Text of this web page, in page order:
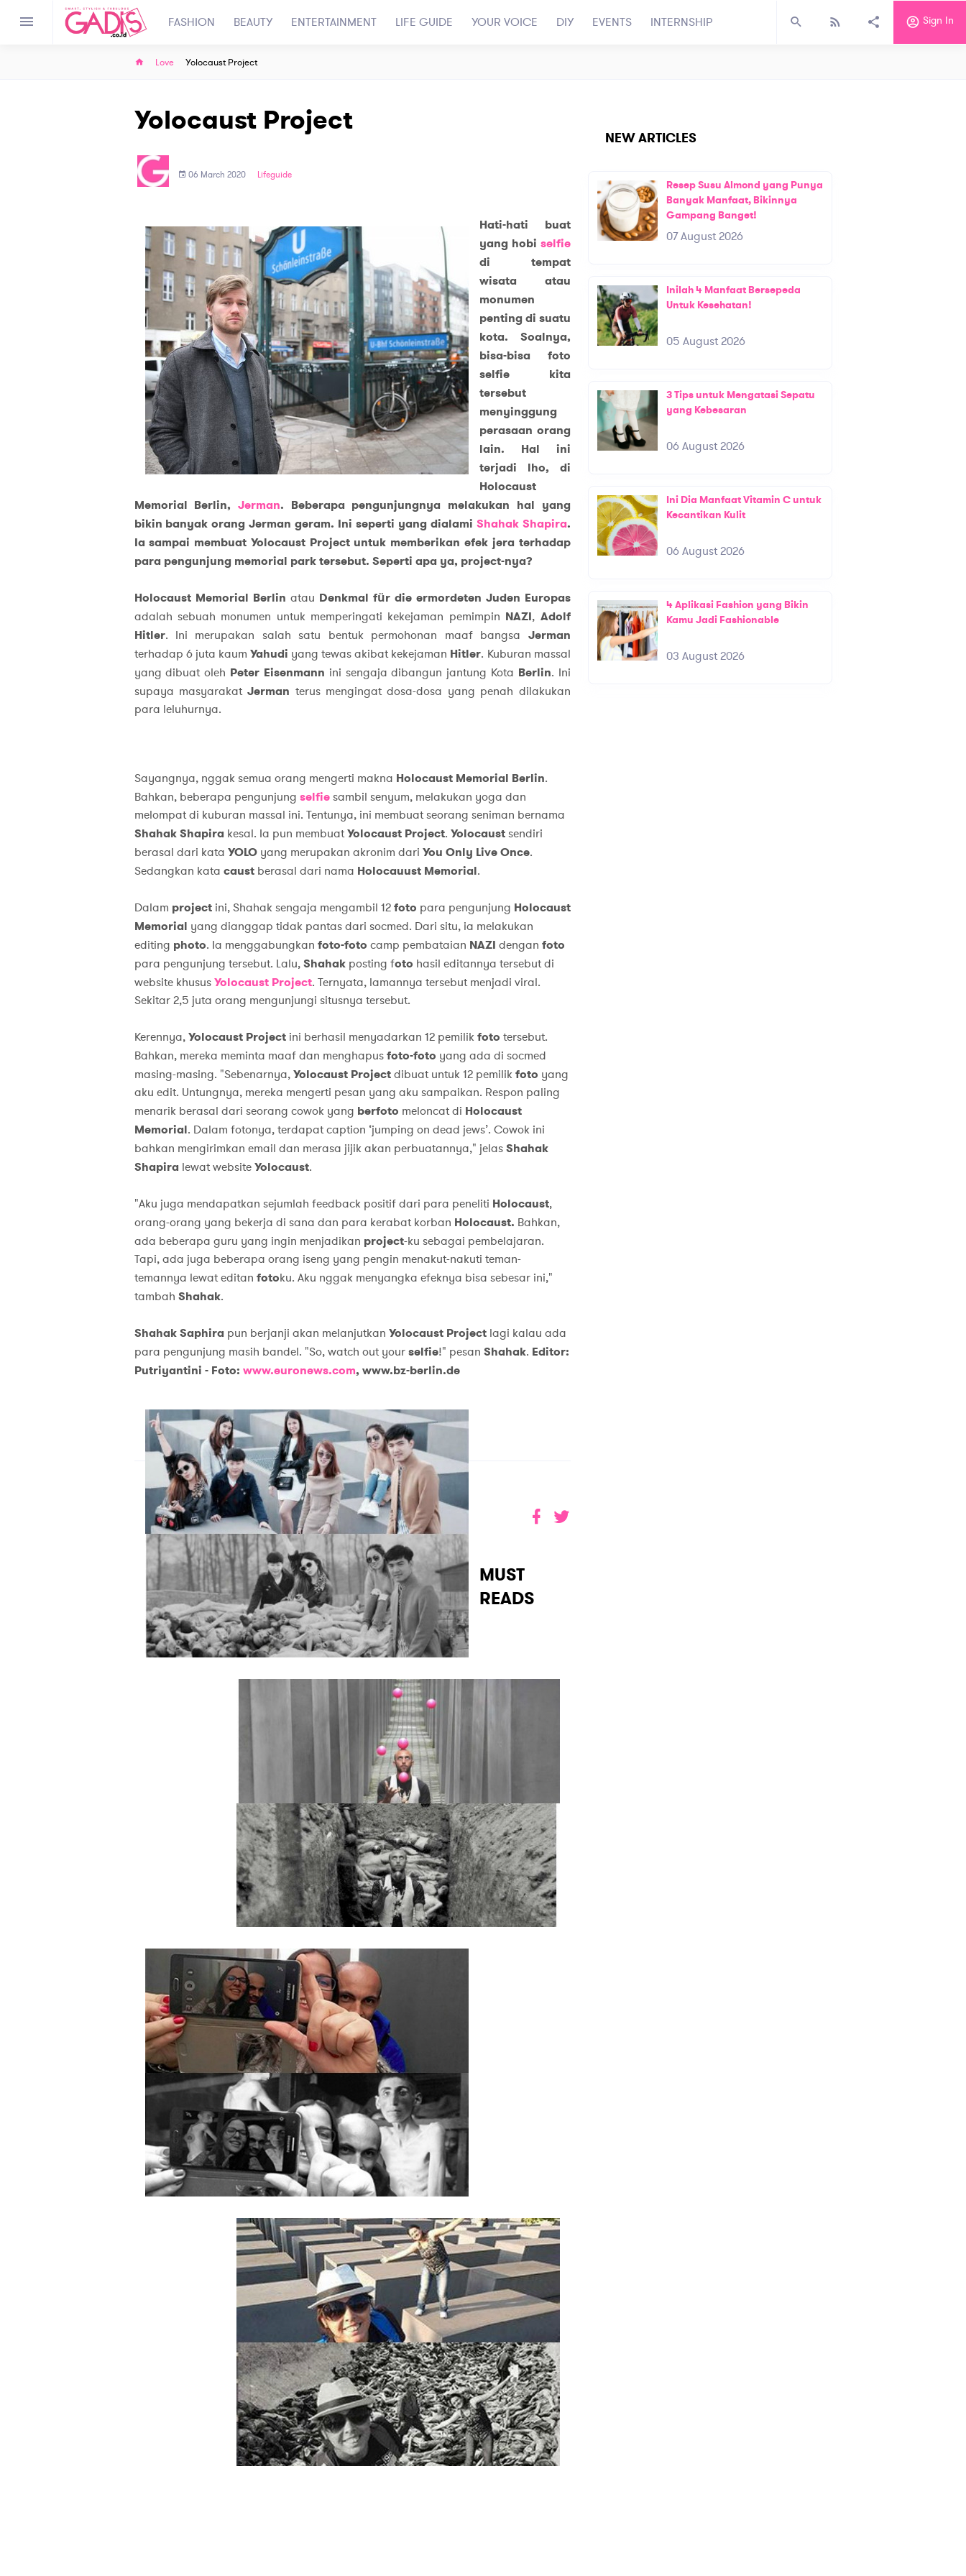
FASHION BEAUTY ENTERTAINMENT LIFE GUIDE YOUR VOICE DIY EVENTS INTERNSHIP Sign In
Love Yolocaust Project
Yolocaust Project
06 March 2020 Lifeguide
Hati-hati buat
yang hobi selfie
di tempat
wisata atau
monumen
penting di suatu
kota. Soalnya,
bisa-bisa foto
selfie kita
tersebut
menyinggung
perasaan orang
lain. Hal ini
terjadi lho, di
Holocaust
Memorial Berlin, Jerman. Beberapa pengunjungnya melakukan hal yang
bikin banyak orang Jerman geram. Ini seperti yang dialami Shahak Shapira.
Ia sampai membuat Yolocaust Project untuk memberikan efek jera terhadap
para pengunjung memorial park tersebut. Seperti apa ya, project-nya?
Holocaust Memorial Berlin atau Denkmal für die ermordeten Juden Europas
adalah sebuah monumen untuk memperingati kekejaman pemimpin NAZI, Adolf
Hitler. Ini merupakan salah satu bentuk permohonan maaf bangsa Jerman
terhadap 6 juta kaum Yahudi yang tewas akibat kekejaman Hitler. Kuburan massal
yang dibuat oleh Peter Eisenmann ini sengaja dibangun jantung Kota Berlin. Ini
supaya masyarakatJerman terus mengingat dosa-dosa yang penah dilakukan
para leluhurnya.
Sayangnya, nggak semua orang mengerti makna Holocaust Memorial Berlin.
Bahkan, beberapa pengunjung selfiesambil senyum, melakukan yoga dan
melompat di kuburan massal ini. Tentunya, ini membuat seorang seniman bernama
Shahak Shapira kesal. Ia pun membuatYolocaust Project. Yolocaustsendiri
berasal dari kata YOLOyang merupakan akronim dari You Only Live Once.
Sedangkan kata caustberasal dari nama Holocauust Memorial.
Dalam projectini, Shahak sengaja mengambil 12foto para pengunjung Holocaust
Memorial yang dianggap tidak pantas dari socmed. Dari situ, ia melakukan
editing photo. Ia menggabungkan foto-foto camp pembataian NAZI dengan foto
para pengunjung tersebut. Lalu,Shahakposting foto hasil editannya tersebut di
website khususYolocaust Project. Ternyata, lamannya tersebut menjadi viral.
Sekitar 2,5 juta orang mengunjungi situsnya tersebut.
Kerennya,Yolocaust Project ini berhasil menyadarkan 12 pemilik foto tersebut.
Bahkan, mereka meminta maaf dan menghapusfoto-foto yang ada di socmed
masing-masing. "Sebenarnya,Yolocaust Projectdibuat untuk 12 pemilik foto yang
aku edit. Untungnya, mereka mengerti pesan yang aku sampaikan. Respon paling
menarik berasal dari seorang cowok yang berfoto meloncat di Holocaust
Memorial. Dalam fotonya, terdapat caption ‘jumping on dead jews’. Cowok ini
bahkan mengirimkan email dan merasa jijik akan perbuatannya," jelasShahak
Shapira lewat websiteYolocaust.
"Aku juga mendapatkan sejumlah feedback positif dari para peneliti Holocaust,
orang-orang yang bekerja di sana dan para kerabat korban Holocaust. Bahkan,
ada beberapa guru yang ingin menjadikan project-ku sebagai pembelajaran.
Tapi, ada juga beberapa orang iseng yang pengin menakut-nakuti teman-
temannya lewat editan fotoku. Aku nggak menyangka efeknya bisa sebesar ini,"
tambah Shahak.
Shahak Saphira pun berjanji akan melanjutkan Yolocaust Projectlagi kalau ada
para pengunjung masih bandel. "So, watch out yourselfie!" pesan Shahak. Editor:
Putriyantini - Foto: www.euronews.com, www.bz-berlin.de
MUST
READS
Minta
Ciuman,
Ini
yang
Harus
Kamu
Fashion
Week
Spring
2013:
Updo
Hairstyle
Beauty
NEW ARTICLES
Resep Susu Almond yang Punya
Banyak Manfaat, Bikinnya
Gampang Banget!
07 August 2026
Inilah 4 Manfaat Bersepeda
Untuk Kesehatan!
05 August 2026
3 Tips untuk Mengatasi Sepatu
yang Kebesaran
06 August 2026
Ini Dia Manfaat Vitamin C untuk
Kecantikan Kulit
06 August 2026
4 Aplikasi Fashion yang Bikin
Kamu Jadi Fashionable
03 August 2026